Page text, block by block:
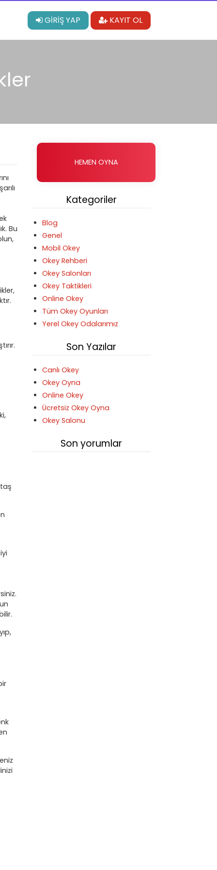
GİRİŞ YAP KAYIT OL
Bu
HEMEN OYNA
Kategoriler
Blog
Genel
Mobil Okey
Okey Rehberi
Okey Salonları
Okey Taktikleri
Online Okey
Tüm Okey Oyunları
Yerel Okey Odalarımız
Son Yazılar
Canlı Okey
Okey Oyna
Online Okey
Ücretsiz Okey Oyna
Okey Salonu
Son yorumlar